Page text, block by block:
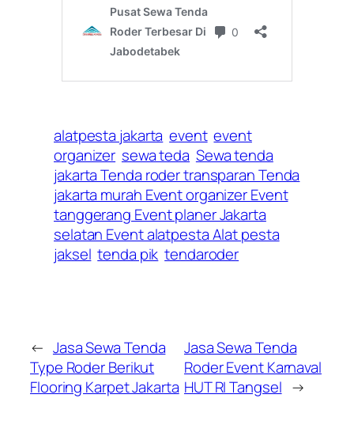
alatpesta jakarta event event
organizer sewa teda Sewa tenda
jakarta Tenda roder transparan Tenda
jakarta murah Event organizer Event
tanggerang Event planer Jakarta
selatan Event alatpesta Alat pesta
jaksel tenda pik tendaroder
← Jasa Sewa Tenda
Type Roder Berikut
Flooring Karpet Jakarta
Jasa Sewa Tenda
Roder Event Karnaval
HUT RI Tangsel →